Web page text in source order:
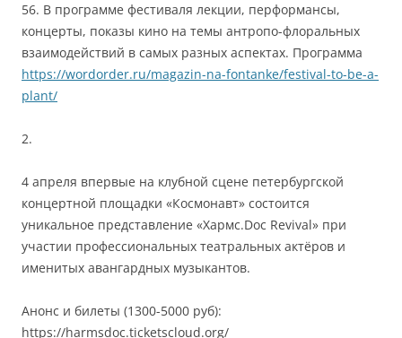
56. В программе фестиваля лекции, перформансы,
концерты, показы кино на темы антропо-флоральных
взаимодействий в самых разных аспектах. Программа
https://wordorder.ru/magazin-na-fontanke/festival-to-be-a-
plant/
2.
4 апреля впервые на клубной сцене петербургской
концертной площадки «Космонавт» состоится
уникальное представление «Хармс.Doc Revival» при
участии профессиональных театральных актёров и
именитых авангардных музыкантов.
Анонс и билеты (1300-5000 руб):
https://harmsdoc.ticketscloud.org/